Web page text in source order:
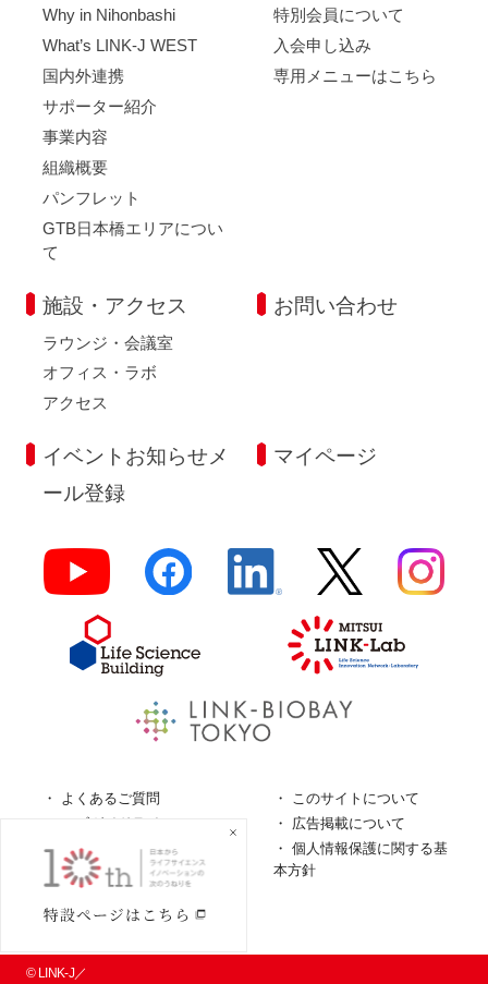
Why in Nihonbashi
What’s LINK-J WEST
国内外連携
サポーター紹介
事業内容
組織概要
パンフレット
GTB日本橋エリアについ
て
特別会員について
入会申し込み
専用メニューはこちら
施設・アクセス
ラウンジ・会議室
オフィス・ラボ
アクセス
お問い合わせ
イベントお知らせメ
ール登録
マイページ
よくあるご質問
このサイトについて
ロゴガイドライン
広告掲載について
特定商取引法に基づく表
個人情報保護に関する基
本方針
© LINK-J／